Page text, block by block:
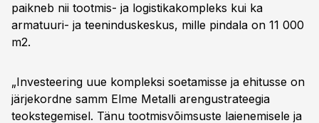
paikneb nii tootmis- ja logistikakompleks kui ka
armatuuri- ja teeninduskeskus, mille pindala on 11 000
m2.
„Investeering uue kompleksi soetamisse ja ehitusse on
järjekordne samm Elme Metalli arengustrateegia
teokstegemisel. Tänu tootmisvõimsuste laienemisele ja